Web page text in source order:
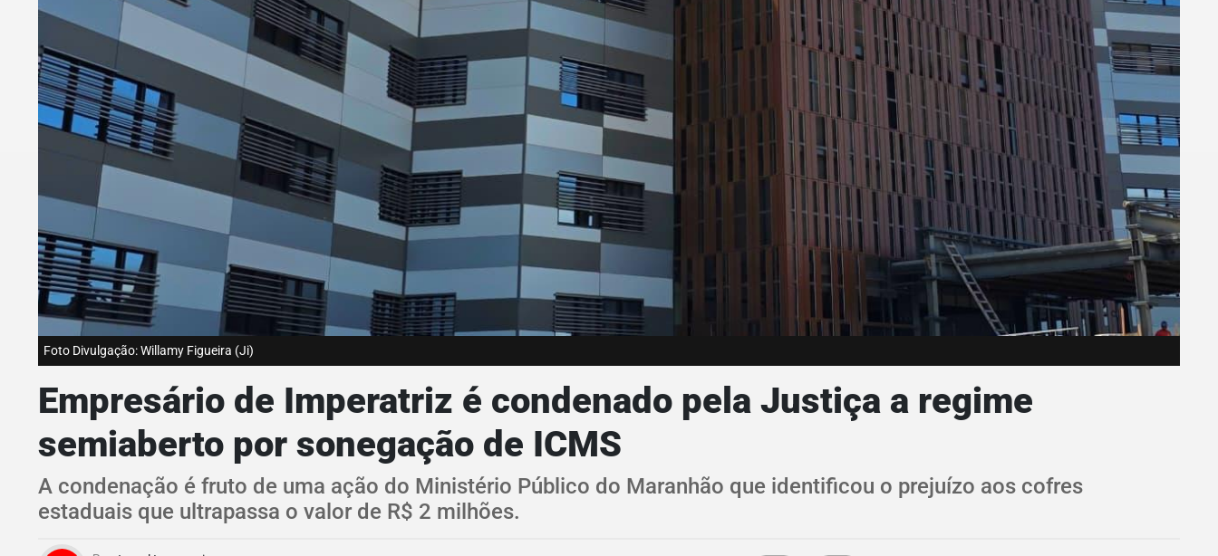
Foto Divulgação: Willamy Figueira (Ji)
Empresário de Imperatriz é condenado pela Justiça a regime
semiaberto por sonegação de ICMS
A condenação é fruto de uma ação do Ministério Público do Maranhão que identificou o prejuízo aos cofres
estaduais que ultrapassa o valor de R$ 2 milhões.